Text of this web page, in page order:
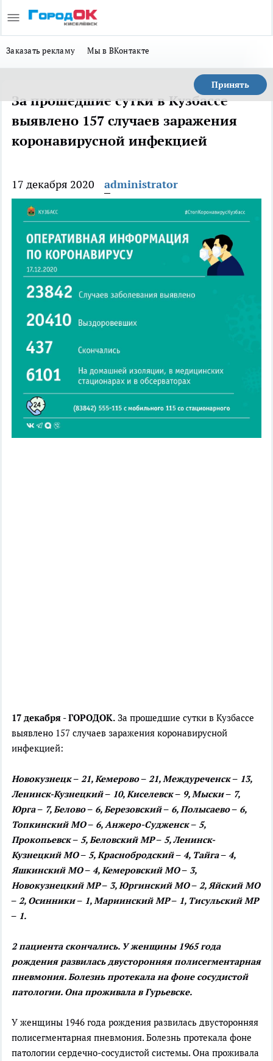
Заказать рекламу Мы в ВКонтакте
Принять
За прошедшие сутки в Кузбассе
выявлено 157 случаев заражения
коронавирусной инфекцией
17 декабря 2020 administrator
17 декабря - ГОРОДОК. За прошедшие сутки в Кузбассе
выявлено 157 случаев заражения коронавирусной
инфекцией:
Новокузнецк – 21, Кемерово – 21, Междуреченск – 13,
Ленинск-Кузнецкий – 10, Киселевск – 9, Мыски – 7,
Юрга – 7, Белово – 6, Березовский – 6, Полысаево – 6,
Топкинский МО – 6, Анжеро-Судженск – 5,
Прокопьевск – 5, Беловский МР – 5, Ленинск-
Кузнецкий МО – 5, Краснобродский – 4, Тайга – 4,
Яшкинский МО – 4, Кемеровский МО – 3,
Новокузнецкий МР – 3, Юргинский МО – 2, Яйский МО
– 2, Осинники – 1, Мариинский МР – 1, Тисульский МР
– 1.
2 пациента скончались. У женщины 1965 года
рождения развилась двусторонняя полисегментарная
пневмония. Болезнь протекала на фоне сосудистой
патологии. Она проживала в Гурьевске.
У женщины 1946 года рождения развилась двусторонняя
полисегментарная пневмония. Болезнь протекала фоне
патологии сердечно-сосудистой системы. Она проживала